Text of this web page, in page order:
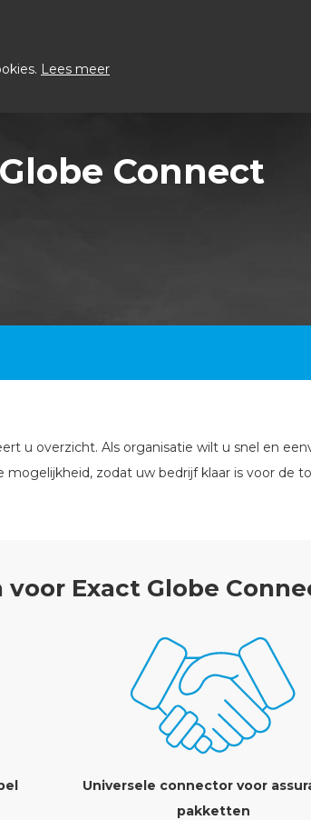
Lees meer
Connect
u overzicht. Als organisatie wilt u snel en
zodat uw bedrijf klaar is voor de
Exact Globe
Universele connector voor
pakketten